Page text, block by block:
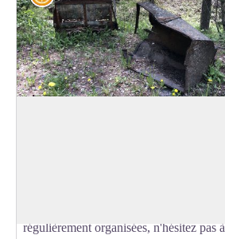
régulièrement organisées, n'hésitez pas à